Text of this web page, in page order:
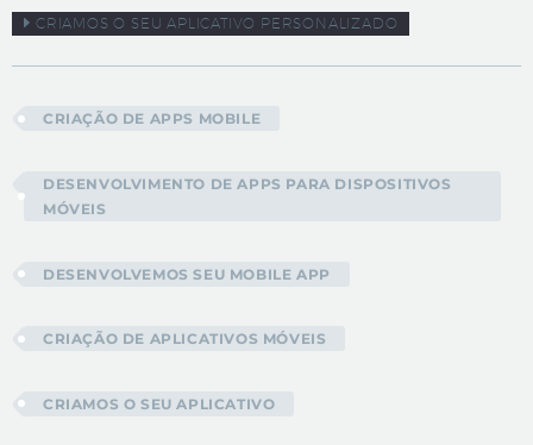
CRIAMOS O SEU APLICATIVO PERSONALIZADO
CRIAÇÃO DE APPS MOBILE
DESENVOLVIMENTO DE APPS PARA DISPOSITIVOS
MÓVEIS
DESENVOLVEMOS SEU MOBILE APP
CRIAÇÃO DE APLICATIVOS MÓVEIS
CRIAMOS O SEU APLICATIVO